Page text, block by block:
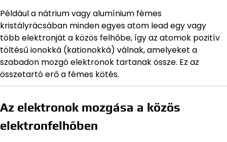
Például a nátrium vagy alumínium fémes
kristályrácsában minden egyes atom lead egy vagy
több elektronját a közös felhőbe, így az atomok pozitív
töltésű ionokká (kationokká) válnak, amelyeket a
szabadon mozgó elektronok tartanak össze. Ez az
összetartó erő a fémes kötés.
Az elektronok mozgása a közös
elektronfelhőben